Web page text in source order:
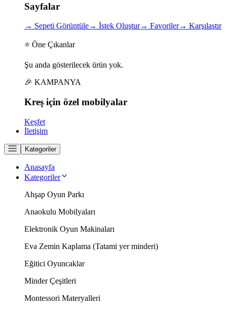
Sayfalar
→ Sepeti Görüntüle→ İstek Oluştur→ Favoriler→ Karşılaştır
⭐ Öne Çıkanlar
Şu anda gösterilecek ürün yok.
🎉 KAMPANYA
Kreş için özel mobilyalar
Keşfet
İletişim
Kategoriler
Anasayfa
Kategoriler
Ahşap Oyun Parkı
Anaokulu Mobilyaları
Elektronik Oyun Makinaları
Eva Zemin Kaplama (Tatami yer minderi)
Eğitici Oyuncaklar
Minder Çeşitleri
Montessori Materyalleri